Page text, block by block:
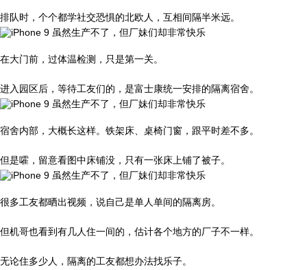
排队时，个个都学社交恐惧的北欧人，互相间隔半米远。
在大门前，过体温检测，只是第一关。
进入园区后，等待工友们的，是富士康统一安排的隔离宿舍。
宿舍内部，大概长这样。铁架床、桌椅门窗，跟平时差不多。
但是嚯，留意看图中床铺没，只有一张床上铺了被子。
很多工友都晒出视频，说自己是单人单间的隔离房。
但机哥也看到有几人住一间的，估计各个地方的厂子不一样。
无论住多少人，隔离的工友都想办法找乐子。